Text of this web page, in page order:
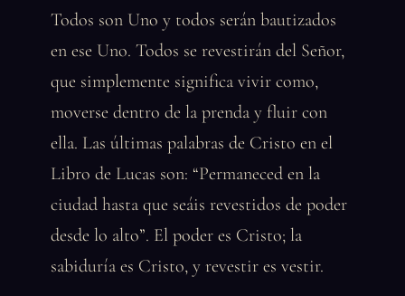
Todos son Uno y todos serán bautizados
en ese Uno. Todos se revestirán del Señor,
que simplemente significa vivir como,
moverse dentro de la prenda y fluir con
ella. Las últimas palabras de Cristo en el
Libro de Lucas son: “Permaneced en la
ciudad hasta que seáis revestidos de poder
desde lo alto”. El poder es Cristo; la
sabiduría es Cristo, y revestir es vestir.